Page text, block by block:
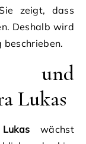
zeigt, dass
Deshalb wird
beschrieben.
und
Lukas
wächst